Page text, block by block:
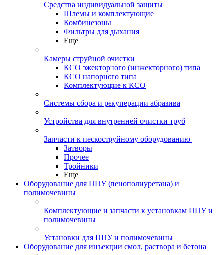
Средства индивидуальной защиты
Шлемы и комплектующие
Комбинезоны
Фильтры для дыхания
Еще
Камеры струйной очистки
КСО эжекторного (инжекторного) типа
КСО напорного типа
Комплектующие к КСО
Системы сбора и рекуперации абразива
Устройства для внутренней очистки труб
Запчасти к пескоструйному оборудованию
Затворы
Прочее
Тройники
Еще
Оборудование для ППУ (пенополиуретана) и
полимочевины
Комплектующие и запчасти к установкам ППУ и
полимочевины
Установки для ППУ и полимочевины
Оборудование для инъекции смол, раствора и бетона